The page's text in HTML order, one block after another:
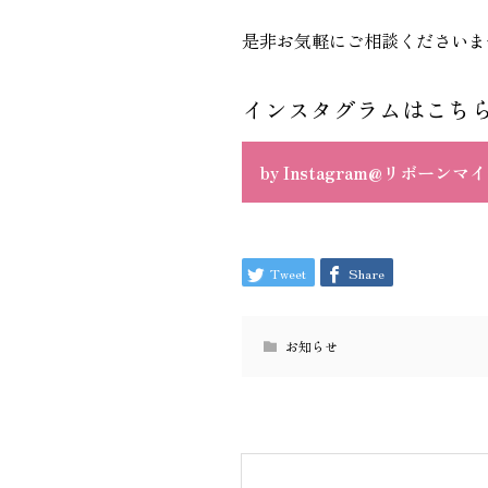
是非お気軽にご相談ください
インスタグラムはこち
by Instagram@リボーンマ
Tweet Share
お知らせ